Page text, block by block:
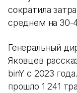
сократила
среднем на 30-
Генеральный
Яковцев
binY с 2023
прошло 1 241